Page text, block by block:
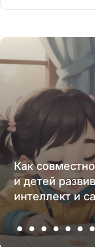
Как
и детей
интеллект и